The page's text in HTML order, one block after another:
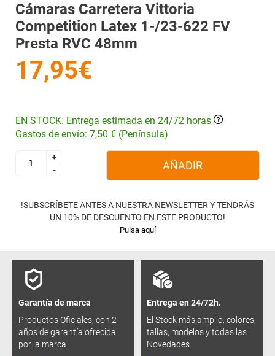
Cámaras Carretera Vittoria
Competition Latex 1-/23-622 FV
Presta RVC 48mm
17,95€
EN STOCK. Entrega estimada en 24/72 horas
Gastos de envío: 7,50 € (Península)
+
-
+
-
AÑADIR
!SUBSCRÍBETE ANTES A NUESTRA NEWSLETTER Y TENDRÁS
UN 10% DE DESCUENTO EN ESTE PRODUCTO!
Pulsa aquí
Garantía de marca
Productos Oficiales, con 2
años de garantía ofrecida
por la marca.
Entrega en 24/72h.
El Stock más amplio, colores,
tallas, modelos y todas las
Novedades.